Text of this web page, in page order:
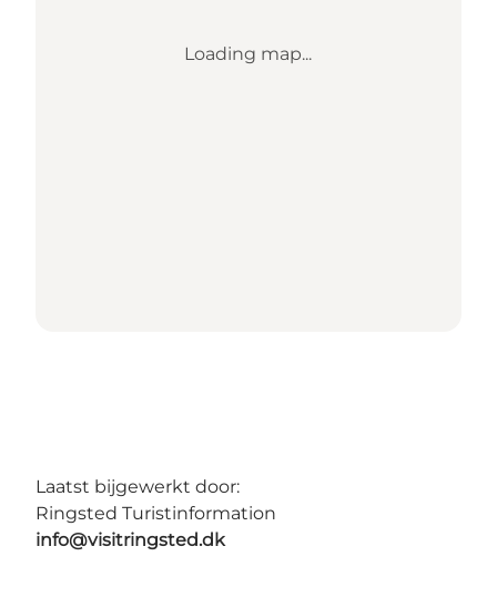
Loading map...
Laatst bijgewerkt door:
Ringsted Turistinformation
info@visitringsted.dk